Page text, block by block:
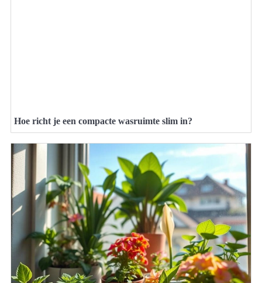
Hoe richt je een compacte wasruimte slim in?